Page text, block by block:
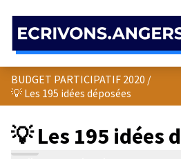
BUDGET PARTICIPATIF 2020 /
💡 Les 195 idées déposées
💡 Les 195 idées